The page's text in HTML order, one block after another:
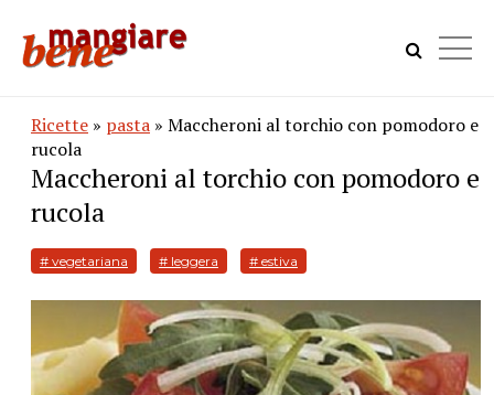
Ricette » pasta » Maccheroni al torchio con pomodoro e
rucola
Maccheroni al torchio con pomodoro e
rucola
# vegetariana # leggera # estiva